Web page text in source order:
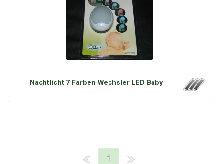
Nachtlicht 7 Farben Wechsler LED Baby
1